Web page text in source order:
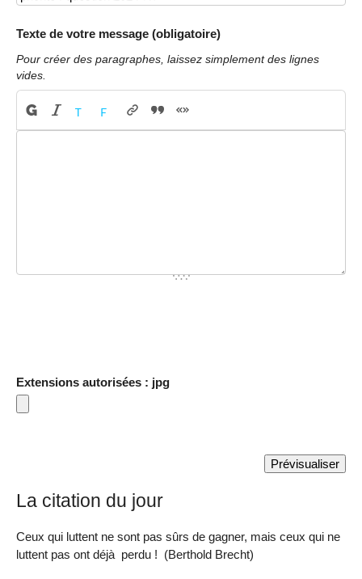
Texte de votre message (obligatoire)
Pour créer des paragraphes, laissez simplement des lignes
vides.
Extensions autorisées : jpg
La citation du jour
Ceux qui luttent ne sont pas sûrs de gagner, mais ceux qui ne
luttent pas ont déjà perdu ! (Berthold Brecht)